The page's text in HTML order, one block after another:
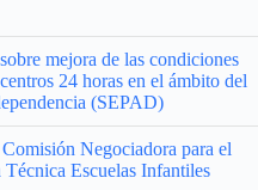
mejora de las condiciones
24 horas en el ámbito del
(SEPAD)
Negociadora para el
Escuelas Infantiles